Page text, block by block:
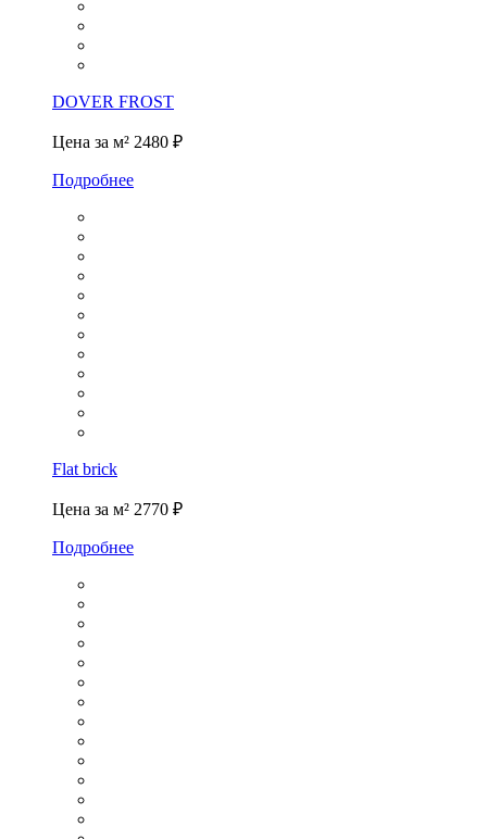
DOVER FROST
Цена за м² 2480 ₽
Подробнее
Flat brick
Цена за м² 2770 ₽
Подробнее